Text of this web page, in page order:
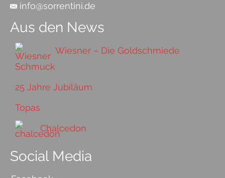
info@sorrentini.de
Aus den News
Wiesner – Die Goldschmiede
25 Jahre Jubiläum
Topas
Chalcedon
Social Media